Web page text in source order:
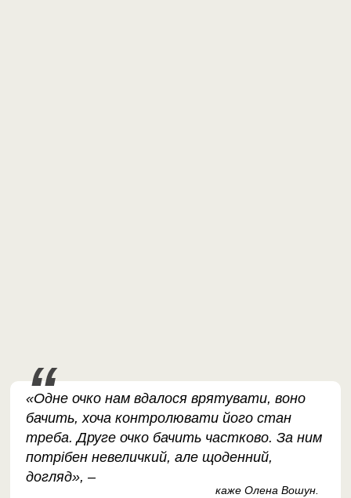
«Одне очко нам вдалося врятувати, воно
бачить, хоча контролювати його стан
треба. Друге очко бачить частково. За ним
потрібен невеличкий, але щоденний,
догляд», –
каже Олена Вошун.